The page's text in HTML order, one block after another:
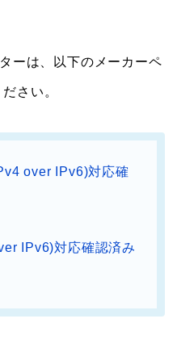
ーは、以下のメーカーペ
さい。
over IPv6)対応確
IPv6)対応確認済み